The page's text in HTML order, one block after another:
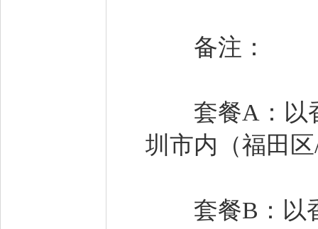
备注：
套餐A：以香
圳市内（福田
套餐B：以香